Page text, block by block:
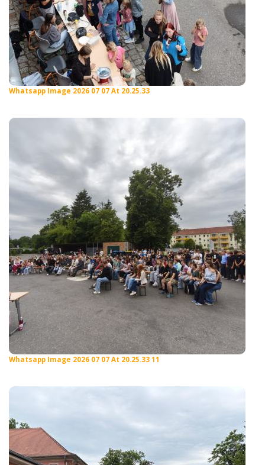
Whatsapp Image 2026 07 07 At 20.25.33
Whatsapp Image 2026 07 07 At 20.25.33 11